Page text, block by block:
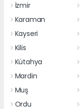
İzmir
Karaman
Kayseri
Kilis
Kütahya
Mardin
Muş
Ordu